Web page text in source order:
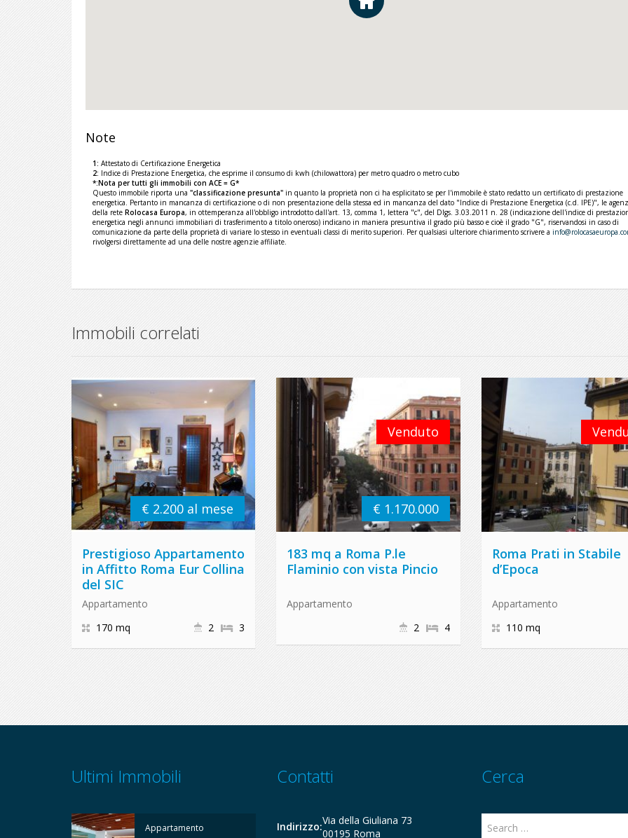
Note
1: Attestato di Certificazione Energetica
2: Indice di Prestazione Energetica, che esprime il consumo di kwh (chilowattora) per metro quadro o metro cubo
*:Nota per tutti gli immobili con ACE = G*
Questo immobile riporta una "classificazione presunta" in quanto la proprietà non ci ha esplicitato se per l'immobile è stato redatto un certificato di prestazione
energetica. Pertanto in mancanza di certificazione o di non presentazione della stessa ed in mancanza del dato "Indice di Prestazione Energetica (c.d. IPE)", le
della rete Rolocasa Europa, in ottemperanza all'obbligo introdotto dall'art. 13, comma 1, lettera "c", del Dlgs. 3.03.2011 n. 28 (indicazione dell'indice di
energetica negli annunci immobiliari di trasferimento a titolo oneroso) indicano in maniera presuntiva il grado più basso e cioè il grado "G", riservandosi in caso di
comunicazione da parte della proprietà di variare lo stesso in eventuali classi di merito superiori. Per qualsiasi ulteriore chiarimento scrivere a
rivolgersi direttamente ad una delle nostre agenzie affiliate.
Immobili correlati
€ 2.200 al mese
Prestigioso Appartamento
in Affitto Roma Eur Collina
del SIC
Appartamento
170 mq
3
2
€ 1.170.000
Venduto
183 mq a Roma P.le
Flaminio con vista Pincio
Appartamento
4
2
Roma Prati in Stabile
d’Epoca
Appartamento
110 mq
Ultimi Immobili
Appartamento
Contatti
Indirizzo:Via della Giuliana 73
00195 Roma
Cerca